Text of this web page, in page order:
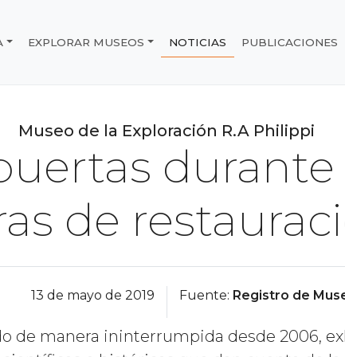
Chile
EXPLORAR MUSEOS NOTICIAS PUBLICACIONES
Museo de la Exploración R.A Philippi
de
13 de mayo de 2019 Fuente: Registro de
de manera ininterrumpida desde 2006,